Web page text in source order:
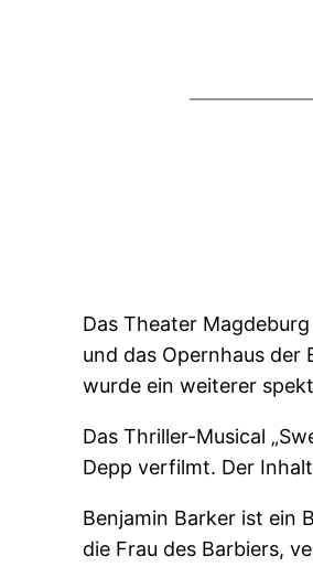
Das Theater
und das Opernhaus der
wurde ein weiterer
Das Thriller-Musical
Depp verfilmt. Der
Benjamin Barker ist ein
die Frau des Barbiers,